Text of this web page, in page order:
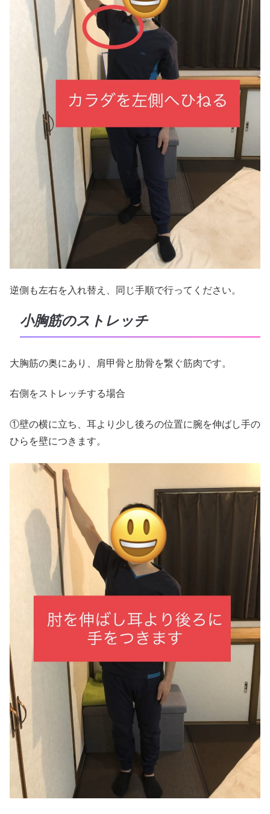
逆側も左右を入れ替え、同じ手順で行ってください。
小胸筋のストレッチ
大胸筋の奥にあり、肩甲骨と肋骨を繋ぐ筋肉です。
右側をストレッチする場合
①壁の横に立ち、耳より少し後ろの位置に腕を伸ばし手の
ひらを壁につきます。